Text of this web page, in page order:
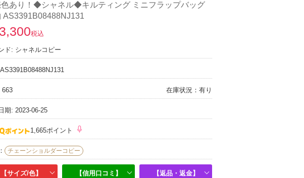
色あり！◆シャネル◆キルティング ミニフラップバッグ
AS3391B08488NJ131
税込
ド: シャネルコピー
AS3391B08488NJ131
663 在庫状況：有り
期: 2023-06-25
1,665ポイント
チェーンショルダーコピー
【サイズ/色】 【信用口コミ】 【返品・返金】